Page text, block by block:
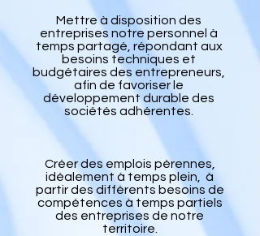
Mettre à disposition des
entreprises notre personnel à
temps partagé, répondant aux
besoins techniques et
budgétaires des entrepreneurs,
afin de favoriser le
développement durable des
sociétés adhérentes.
Créer des emplois pérennes,
idéalement à temps plein, à
partir des différents besoins de
compétences à temps partiels
des entreprises de notre
territoire.